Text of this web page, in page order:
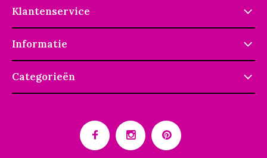
Klantenservice
Informatie
Categorieën